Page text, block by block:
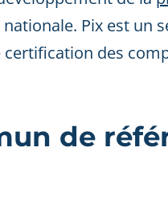
Pix est un
certification des
de